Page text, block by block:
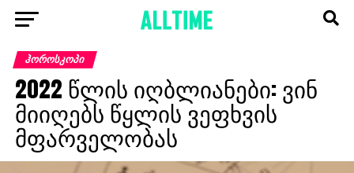
ᲰᲝᲠᲝᲡᲙᲝᲞᲘ
2022 წლის იღბლიანები: ვინ
მიიღებს წყლის ვეფხვის
მფარველობას